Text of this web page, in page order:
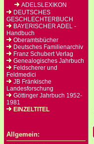
ADELSLEXIKON
DEUTSCHES
GESCHLECHTERBUCH
BAYERISCHER ADEL -
Handbuch
Oberamtsbücher
Deutsches Familienarchiv
Franz Schubert Verlag
Genealogisches Jahrbuch
Feldscherer und
Feldmedici
JB Fränkische
Landesforschung
Göttinger Jahrbuch 1952-
1981
EINZELTITEL
Allgemein: